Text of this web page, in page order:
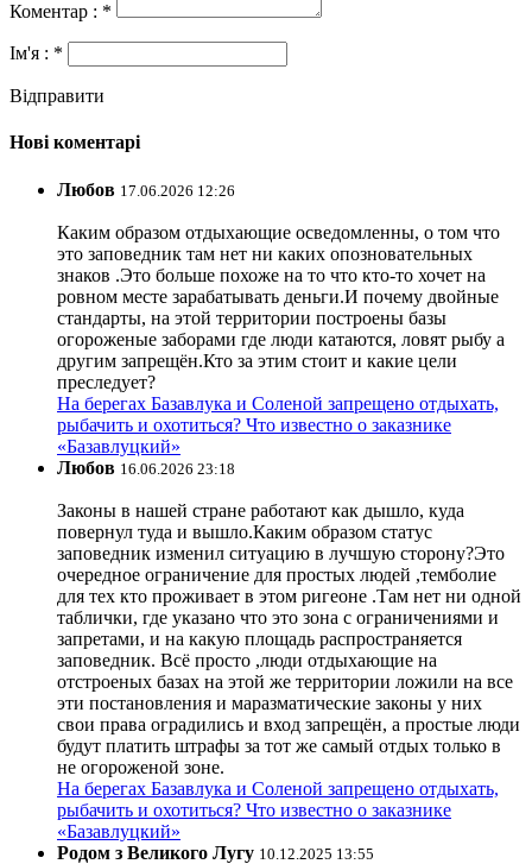
Коментар : *
Ім'я : *
Відправити
Нові коментарі
Любов 17.06.2026 12:26
Каким образом отдыхающие осведомленны, о том что
это заповедник там нет ни каких опозновательных
знаков .Это больше похоже на то что кто-то хочет на
ровном месте зарабатывать деньги.И почему двойные
стандарты, на этой территории построены базы
огороженые заборами где люди катаются, ловят рыбу а
другим запрещён.Кто за этим стоит и какие цели
преследует?
На берегах Базавлука и Соленой запрещено отдыхать,
рыбачить и охотиться? Что известно о заказнике
«Базавлуцкий»
Любов 16.06.2026 23:18
Законы в нашей стране работают как дышло, куда
повернул туда и вышло.Каким образом статус
заповедник изменил ситуацию в лучшую сторону?Это
очередное ограничение для простых людей ,темболие
для тех кто проживает в этом ригеоне .Там нет ни одной
таблички, где указано что это зона с ограничениями и
запретами, и на какую площадь распространяется
заповедник. Всё просто ,люди отдыхающие на
отстроеных базах на этой же территории ложили на все
эти постановления и маразматические законы у них
свои права оградились и вход запрещён, а простые люди
будут платить штрафы за тот же самый отдых только в
не огороженой зоне.
На берегах Базавлука и Соленой запрещено отдыхать,
рыбачить и охотиться? Что известно о заказнике
«Базавлуцкий»
Родом з Великого Лугу 10.12.2025 13:55